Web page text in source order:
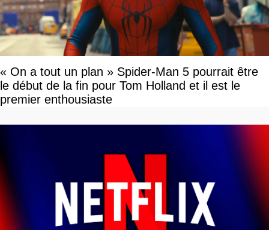
« On a tout un plan » Spider-Man 5 pourrait être
le début de la fin pour Tom Holland et il est le
premier enthousiaste